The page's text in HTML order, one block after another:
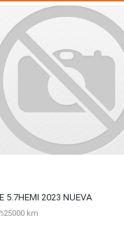
5.7HEMI 2023 NUEVA
25000 km